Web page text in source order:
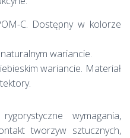
C. Dostępny w kolorze
naturalnym wariancie.
wariancie. Materiał
wymagania,
tworzyw sztucznych,